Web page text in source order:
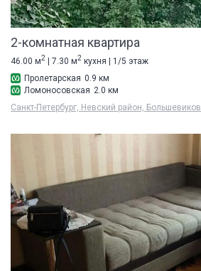
2-комнатная квартира
46.00 м2 | 7.30 м2 кухня | 1/5 этаж
Пролетарская 0.9 км
Ломоносовская 2.0 км
Санкт-Петербург, Невский район,